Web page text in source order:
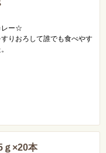
レー☆
りおろして誰でも食べやす
ｇ×20本